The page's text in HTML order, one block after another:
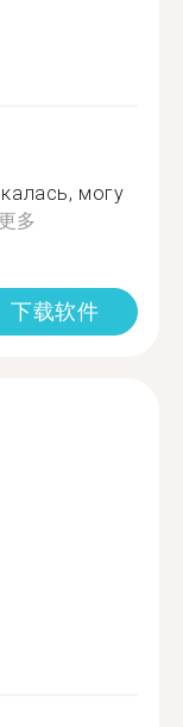
могу
多
下载软件